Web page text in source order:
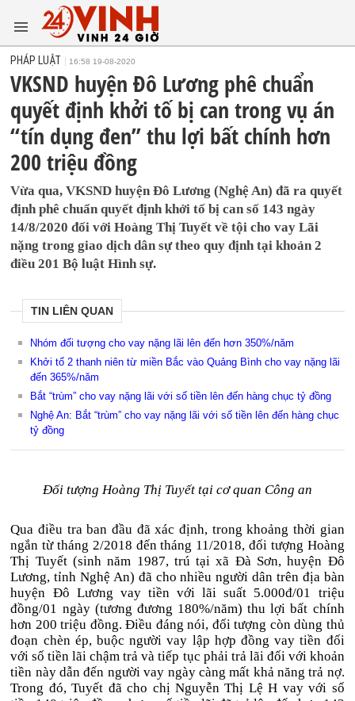
PHÁP LUẬT 16:58 19-08-2020
VKSND huyện Đô Lương phê chuẩn
quyết định khởi tố bị can trong vụ án
“tín dụng đen” thu lợi bất chính hơn
200 triệu đồng
Vừa qua, VKSND huyện Đô Lương (Nghệ An) đã ra quyết
định phê chuẩn quyết định khởi tố bị can số 143 ngày
14/8/2020 đối với Hoàng Thị Tuyết về tội cho vay Lãi
nặng trong giao dịch dân sự theo quy định tại khoản 2
điều 201 Bộ luật Hình sự.
TIN LIÊN QUAN
Nhóm đối tượng cho vay nặng lãi lên đến hơn 350%/năm
Khởi tố 2 thanh niên từ miền Bắc vào Quảng Bình cho vay nặng lãi
đến 365%/năm
Bắt “trùm” cho vay nặng lãi với số tiền lên đến hàng chục tỷ đồng
Nghệ An: Bắt “trùm” cho vay nặng lãi với số tiền lên đến hàng chục
tỷ đồng
Đối tượng Hoàng Thị Tuyết tại cơ quan Công an
Qua điều tra ban đầu đã xác định, trong khoảng thời gian
ngắn từ tháng 2/2018 đến tháng 11/2018, đối tượng Hoàng
Thị Tuyết (sinh năm 1987, trú tại xã Đà Sơn, huyện Đô
Lương, tỉnh Nghệ An) đã cho nhiều người dân trên địa bàn
huyện Đô Lương vay tiền với lãi suất 5.000đ/01 triệu
đồng/01 ngày (tương đương 180%/năm) thu lợi bất chính
hơn 200 triệu đồng. Điều đáng nói, đối tượng còn dùng thủ
đoạn chèn ép, buộc người vay lập hợp đồng vay tiền đối
với số tiền lãi chậm trả và tiếp tục phải trả lãi đối với khoản
tiền này dẫn đến người vay ngày càng mất khả năng trả nợ.
Trong đó, Tuyết đã cho chị Nguyễn Thị Lệ H vay với số